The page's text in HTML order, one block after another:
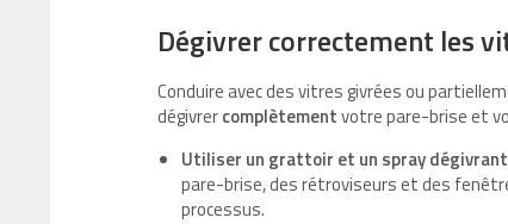
Dégivrer correctement les
Conduire avec des vitres givrées ou
dégivrercomplètementvotre pare-brise et
Utiliser un grattoir et un spray dégivrant
pare-brise, des rétroviseurs et des
processus.